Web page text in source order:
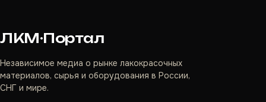
ЛКМ·Портал
Независимое медиа о рынке лакокрасочных
материалов, сырья и оборудования в России,
СНГ и мире.